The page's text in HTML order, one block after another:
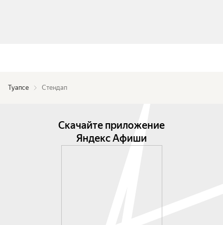
Туапсе Стендап
Скачайте приложение
Яндекс Афиши